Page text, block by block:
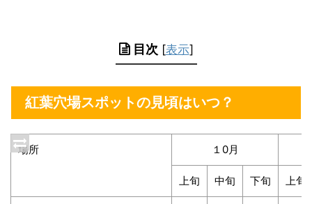
目次 [表示]
紅葉穴場スポットの見頃はいつ？
場所 １0月
上旬 中旬 下旬 上旬